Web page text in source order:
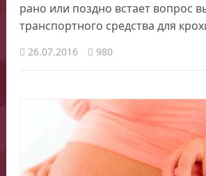
рано или поздно встает вопрос
транспортного средства для
26.07.2016 980